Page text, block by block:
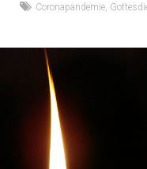
Coronapandemie